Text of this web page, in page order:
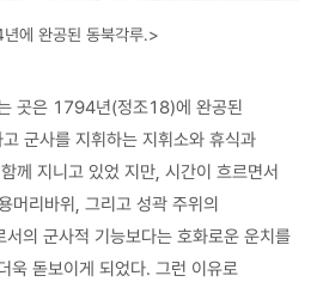
에 완공된 동북각루.>
곳은 1794년(정조18)에 완공된
고 군사를 지휘하는 지휘소와 휴식과
께 지니고 있었 지만, 시간이 흐르면서
머리바위, 그리고 성곽 주위의
서의 군사적 기능보다는 호화로운 운치를
욱 돋보이게 되었다. 그런 이유로